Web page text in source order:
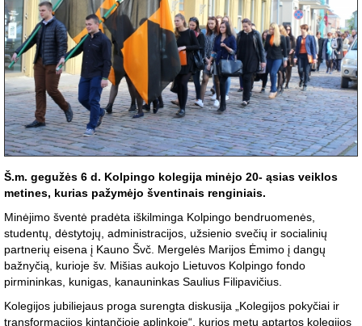
Š.m. gegužės 6 d. Kolpingo kolegija minėjo 20- ąsias veiklos
metines, kurias pažymėjo šventinais renginiais.
Minėjimo šventė pradėta iškilminga Kolpingo bendruomenės,
studentų, dėstytojų, administracijos, užsienio svečių ir socialinių
partnerių eisena į Kauno Švč. Mergelės Marijos Ėmimo į dangų
bažnyčią, kurioje šv. Mišias aukojo Lietuvos Kolpingo fondo
pirmininkas, kunigas, kanauninkas Saulius Filipavičius.
Kolegijos jubiliejaus proga surengta diskusija „Kolegijos pokyčiai ir
transformacijos kintančioje aplinkoje“, kurios metu aptartos kolegijos